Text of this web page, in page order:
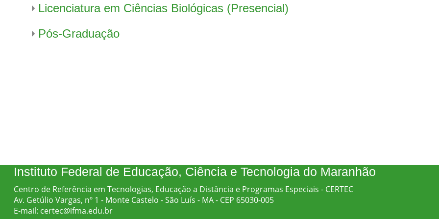
Licenciatura em Ciências Biológicas (Presencial)
Pós-Graduação
Instituto Federal de Educação, Ciência e Tecnologia do Maranhão
Centro de Referência em Tecnologias, Educação a Distância e Programas Especiais - CERTEC
Av. Getúlio Vargas, nº 1 - Monte Castelo - São Luís - MA - CEP 65030-005
E-mail: certec@ifma.edu.br